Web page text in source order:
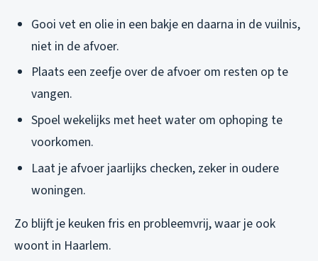
Gooi vet en olie in een bakje en daarna in de vuilnis,
niet in de afvoer.
Plaats een zeefje over de afvoer om resten op te
vangen.
Spoel wekelijks met heet water om ophoping te
voorkomen.
Laat je afvoer jaarlijks checken, zeker in oudere
woningen.
Zo blijft je keuken fris en probleemvrij, waar je ook
woont in Haarlem.